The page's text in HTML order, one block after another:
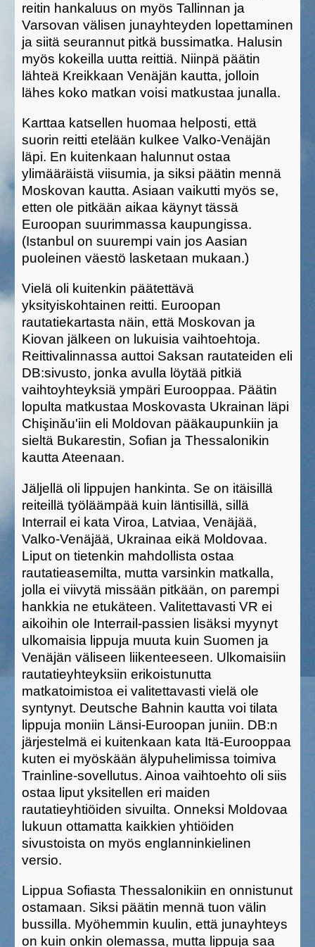
reitin hankaluus on myös Tallinnan ja
Varsovan välisen junayhteyden lopettaminen
ja siitä seurannut pitkä bussimatka. Halusin
myös kokeilla uutta reittiä. Niinpä päätin
lähteä Kreikkaan Venäjän kautta, jolloin
lähes koko matkan voisi matkustaa junalla.
Karttaa katsellen huomaa helposti, että
suorin reitti etelään kulkee Valko-Venäjän
läpi. En kuitenkaan halunnut ostaa
ylimääräistä viisumia, ja siksi päätin mennä
Moskovan kautta. Asiaan vaikutti myös se,
etten ole pitkään aikaa käynyt tässä
Euroopan suurimmassa kaupungissa.
(Istanbul on suurempi vain jos Aasian
puoleinen väestö lasketaan mukaan.)
Vielä oli kuitenkin päätettävä
yksityiskohtainen reitti. Euroopan
rautatiekartasta näin, että Moskovan ja
Kiovan jälkeen on lukuisia vaihtoehtoja.
Reittivalinnassa auttoi Saksan rautateiden eli
DB:sivusto, jonka avulla löytää pitkiä
vaihtoyhteyksiä ympäri Eurooppaa. Päätin
lopulta matkustaa Moskovasta Ukrainan läpi
Chişinău'iin eli Moldovan pääkaupunkiin ja
sieltä Bukarestin, Sofian ja Thessalonikin
kautta Ateenaan.
Jäljellä oli lippujen hankinta. Se on itäisillä
reiteillä työläämpää kuin läntisillä, sillä
Interrail ei kata Viroa, Latviaa, Venäjää,
Valko-Venäjää, Ukrainaa eikä Moldovaa.
Liput on tietenkin mahdollista ostaa
rautatieasemilta, mutta varsinkin matkalla,
jolla ei viivytä missään pitkään, on parempi
hankkia ne etukäteen. Valitettavasti VR ei
aikoihin ole Interrail-passien lisäksi myynyt
ulkomaisia lippuja muuta kuin Suomen ja
Venäjän väliseen liikenteeseen. Ulkomaisiin
rautatieyhteyksiin erikoistunutta
matkatoimistoa ei valitettavasti vielä ole
syntynyt. Deutsche Bahnin kautta voi tilata
lippuja moniin Länsi-Euroopan juniin. DB:n
järjestelmä ei kuitenkaan kata Itä-Eurooppaa
kuten ei myöskään älypuhelimissa toimiva
Trainline-sovellutus. Ainoa vaihtoehto oli siis
ostaa liput yksitellen eri maiden
rautatieyhtiöiden sivuilta. Onneksi Moldovaa
lukuun ottamatta kaikkien yhtiöiden
sivustoista on myös englanninkielinen
versio.
Lippua Sofiasta Thessalonikiin en onnistunut
ostamaan. Siksi päätin mennä tuon välin
bussilla. Myöhemmin kuulin, että junayhteys
on kuin onkin olemassa, mutta lippuja saa